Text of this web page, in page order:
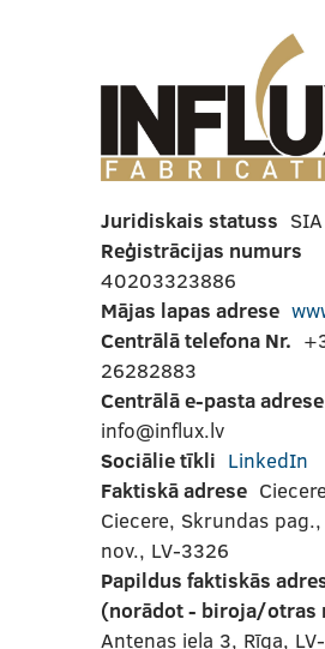
Juridiskais statuss SIA
Reģistrācijas numurs
40203323886
Mājas lapas adrese
Centrālā telefona Nr.
26282883
Centrālā e-pasta adrese
info@influx.lv
Sociālie tīkli LinkedIn
Faktiskā adrese
Ciecere, Skrundas
nov., LV-3326
Papildus faktiskās
(norādot - biroja/otras
Antenas iela 3, Rīga,